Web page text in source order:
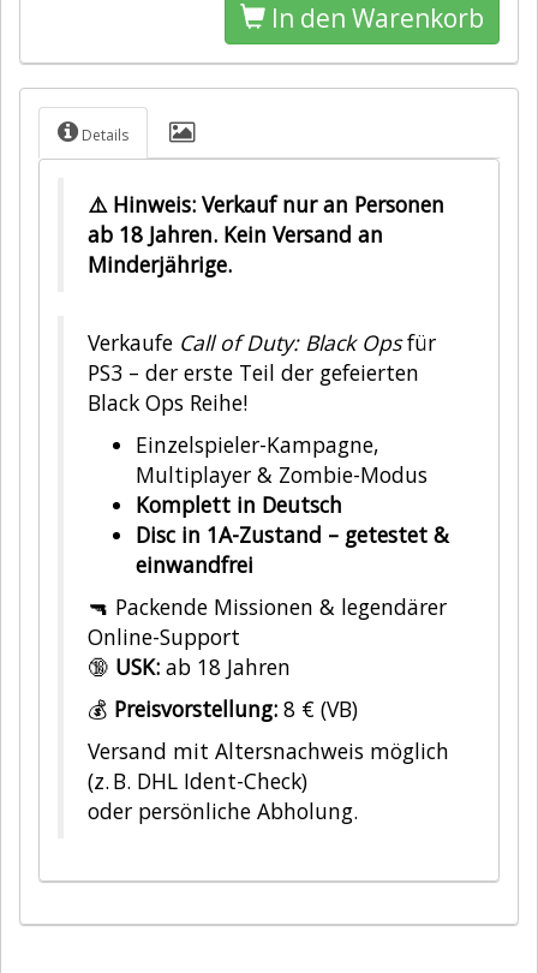
In den Warenkorb
Details
⚠️ Hinweis: Verkauf nur an Personen
ab 18 Jahren. Kein Versand an
Minderjährige.
Verkaufe Call of Duty: Black Opsfür
PS3 – der erste Teil der gefeierten
Black Ops Reihe!
Einzelspieler-Kampagne,
Multiplayer & Zombie-Modus
Komplett in Deutsch
Disc in 1A-Zustand – getestet &
einwandfrei
🔫 Packende Missionen & legendärer
Online-Support
🔞 USK: ab 18 Jahren
💰 Preisvorstellung: 8 € (VB)
Versand mit Altersnachweis möglich
(z. B. DHL Ident-Check)
oder persönliche Abholung.